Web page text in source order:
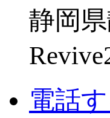
静岡
電話